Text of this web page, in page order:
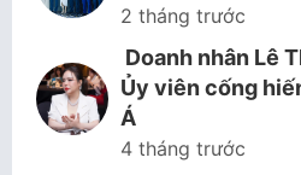
2 tháng trước
Doanh nhân Lê
Ủy viên cống
Á
4 tháng trước